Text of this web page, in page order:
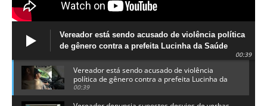
Vereador está sendo acusado de violência política
de gênero contra a prefeita Lucinha da Saúde
00:39
Vereador está sendo acusado de violência
política de gênero contra a prefeita Lucinha da
Saúde
00:39